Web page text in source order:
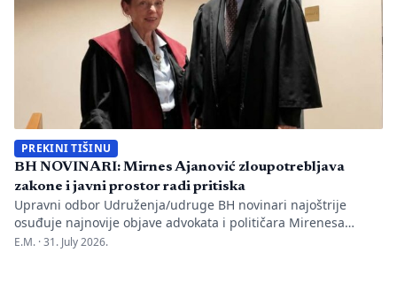
PREKINI TIŠINU
BH NOVINARI: Mirnes Ajanović zloupotrebljava
zakone i javni prostor radi pritiska
Upravni odbor Udruženja/udruge BH novinari najoštrije
osuđuje najnovije objave advokata i političara Mirenesa
Ajanovića i kontinuiranu kampanju javnog targetiranja,
E.M. ·31. July 2026.